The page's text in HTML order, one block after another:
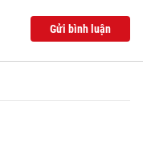
Gửi bình luận